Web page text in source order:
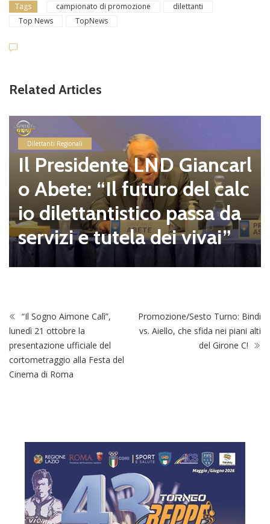
Tags campionato di promozione
dilettanti
Top News
TopNews
Related Articles
Dilettanti Regionali
Il Presidente LND Giancarl
o Abete: “Il futuro del calc
io dilettantistico passa da
servizi e tutela dei vivai”
“Il Sogno Aimone Calì”,
lunedì 21 ottobre la
presentazione ufficiale del
cortometraggio alla Festa del
Cinema di Roma
Promozione/Sesto Turno: Bindi
vs. Aiello, che sfida nei piani alti
del Girone C!